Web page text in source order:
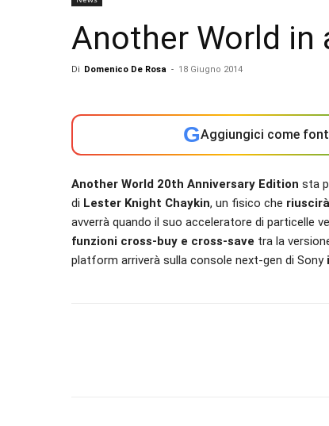
Another World in
Di Domenico De Rosa - 18 Giugno 2014
GAggiungici come
Another World 20th Anniversary Edition sta
di Lester Knight Chaykin, un fisico che
avverrà quando il suo acceleratore di particelle
funzioni cross-buy e cross-save tra la
platform arriverà sulla console next-gen di Sony